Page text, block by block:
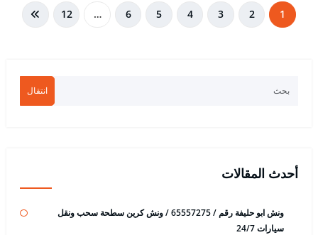
تعدد 1
2
3
4
5
6
…
12
انتقال
أحدث المقالات
ونش ابو حليفة رقم / 65557275 / ونش كرين سطحة سحب ونقل
سيارات 24/7